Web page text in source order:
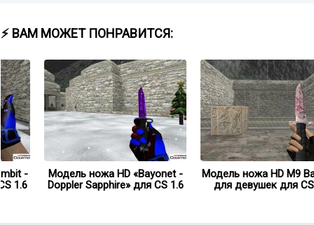
⚡ ВАМ МОЖЕТ ПОНРАВИТСЯ:
Модель ножа HD «Bayonet -
Doppler Sapphire» для CS 1.6
Модель ножа HD M9 Bayonet
для девушек для CS 1.6